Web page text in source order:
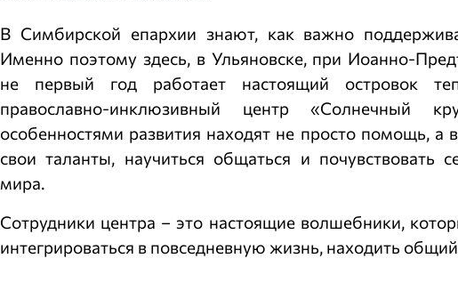
В Симбирской епархии знают, как важно
Именно поэтому здесь, в Ульяновске, при Иоанно-
не первый год работает настоящий островок
православно-инклюзивный центр «Солнечный
особенностями развития находят не просто помощь, а
свои таланты, научиться общаться и почувствовать
мира.
Сотрудники центра – это настоящие волшебники,
интегрироваться в повседневную жизнь, находить